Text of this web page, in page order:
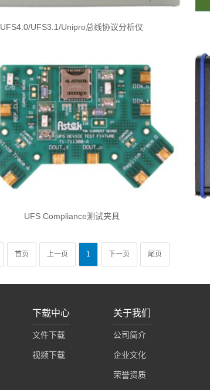
UFS4.0/UFS3.1/Unipro总线协议分析仪
UFS Compliance测试夹具
首页 上一页 1 下一页 尾页
下载中心
文件下载
视频下载
关于我们
公司简介
企业文化
荣誉资质